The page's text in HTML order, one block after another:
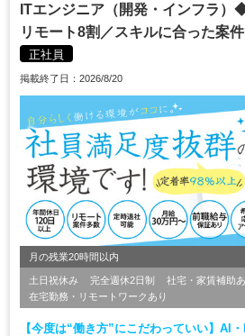
ITエンジニア（開発・インフラ）
リモート8割／スキルに合った案
正社員
掲載終了日：2026/8/20
月の残業20時間以内
土日祝休み 完全週休2日制 社宅・家賃補助あ
在宅勤務・リモートワークあり
【今度は“働き方”にこだわっていい】AI